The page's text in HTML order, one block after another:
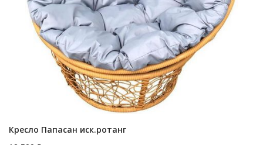
Кресло Папасан иск.ротанг